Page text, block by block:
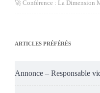
🚀 Conférence : La Dimension
ARTICLES PRÉFÉRÉS
Annonce – Responsable